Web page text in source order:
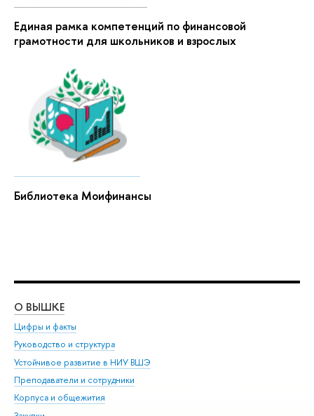
Единая рамка компетенций по финансовой
грамотности для школьников и взрослых
Библиотека Моифинансы
О ВЫШКЕ
Цифры и факты
Руководство и структура
Устойчивое развитие в НИУ ВШЭ
Преподаватели и сотрудники
Корпуса и общежития